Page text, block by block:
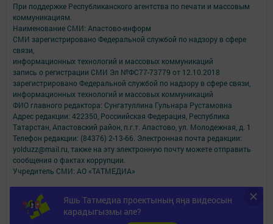
Яшь Татмедиа проектының яңа видеосын
карадыгызмы әле?
При поддержке Республиканского агентства по печати и массовым
коммуникациям.
Наименование СМИ: Апастово-информ
СМИ зарегистрировано Федеральной службой по надзору в сфере
связи,
информационных технологий и массовых коммуникаций
запись о регистрации СМИ Эл №ФС77-73779 от 12.10.2018
зарегистрировано Федеральной службой по надзору в сфере связи,
информационных технологий и массовых коммуникаций
ФИО главного редактора: Сунгатуллина Гульнара Рустамовна
Адрес редакции: 422350, Россиийская Федерация, Республика
Татарстан, Апастовский район, п.г.т. Апастово, ул. Молодежная, д. 1
Телефон редакции: (84376) 2-13-66. Электронная почта редакции:
yolduzz@mail.ru, также на эту электронную почту можете отправить
сообщения о фактах коррупции.
Учредитель СМИ: АО «ТАТМЕДИА»
Антикоррупционная политика
АО «ТАТМЕДИА» использует «cookie»для персонализации сервисов и
удобства пользователей сайтом.